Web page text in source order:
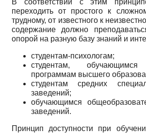
В соответствии с этим
переходить от простого к
трудному, от известного к
содержание должно
опорой на разную базу знаний и
студентам-психологам;
студентам,
программам высшего
студентам средних
заведений;
обучающимся
заведений.
Принцип доступности при